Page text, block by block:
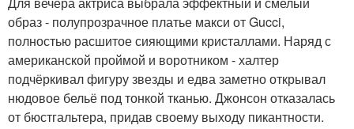
образ - полупрозрачное платье макси от Gucci,
полностью расшитое сияющими кристаллами. Наряд с
американской проймой и воротником - халтер
подчёркивал фигуру звезды и едва заметно открывал
нюдовое бельё под тонкой тканью. Джонсон отказалась
от бюстгальтера, придав своему выходу пикантности.